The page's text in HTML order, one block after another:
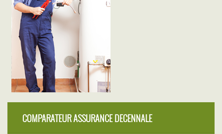
COMPARATEUR ASSURANCE DECENNALE